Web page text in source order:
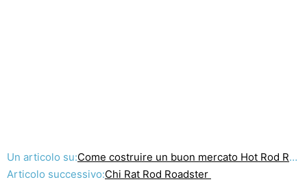
Un articolo su:Come costruire un buon mercato Hot Rod Rat Rod
Articolo successivo:Chi Rat Rod Roadster